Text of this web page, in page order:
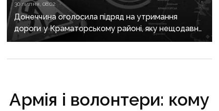
30 липня, 08:02
Донеччина оголосила підряд на утримання
дороги у Краматорському районі, яку нещодавно
вже ремонтували
Армія і волонтери: кому